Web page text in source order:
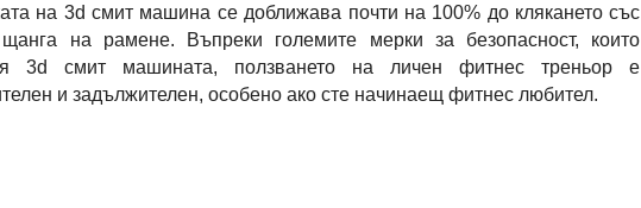
на 3d смит машина се доближава почти на 100% до клякането със
на рамене. Въпреки големите мерки за безопасност, които
3d смит машината, ползването на личен фитнес треньор е
и задължителен, особено ако сте начинаещ фитнес любител.